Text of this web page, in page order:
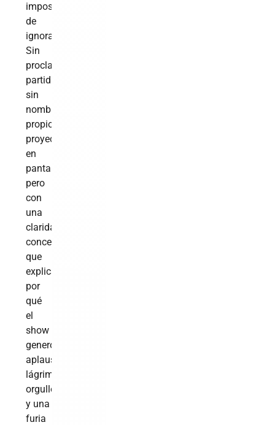
imposibles
de
ignorar.
Sin
proclamas
partidistas,
sin
nombres
propios
proyectados
en
pantalla,
pero
con
una
claridad
conceptual
que
explica
por
qué
el
show
generó
aplausos,
lágrimas,
orgullo…
y una
furia